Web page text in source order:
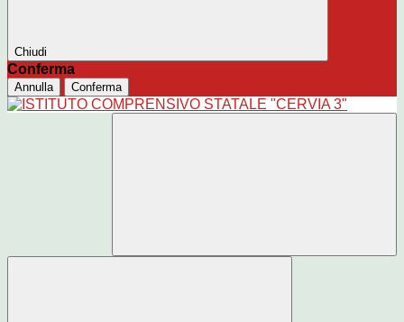
Chiudi
Conferma
Annulla Conferma